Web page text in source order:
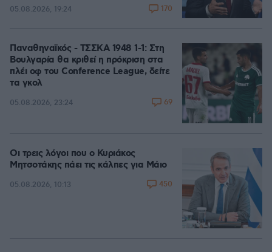
05.08.2026, 19:24 170
Παναθηναϊκός - ΤΣΣΚΑ 1948 1-1: Στη
Βουλγαρία θα κριθεί η πρόκριση στα
πλέι οφ του Conference League, δείτε
τα γκολ
05.08.2026, 23:24 69
Οι τρεις λόγοι που ο Κυριάκος
Μητσοτάκης πάει τις κάλπες για Μάιο
05.08.2026, 10:13 450